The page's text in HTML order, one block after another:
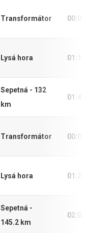
Transformátor
Lysá hora
Sepetná - 132
km
Transformátor
Lysá hora
Sepetná -
145.2 km